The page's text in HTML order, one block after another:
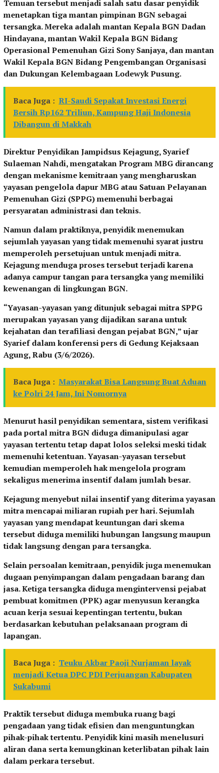
Temuan tersebut menjadi salah satu dasar penyidik
menetapkan tiga mantan pimpinan BGN sebagai
tersangka. Mereka adalah mantan Kepala BGN Dadan
Hindayana, mantan Wakil Kepala BGN Bidang
Operasional Pemenuhan Gizi Sony Sanjaya, dan mantan
Wakil Kepala BGN Bidang Pengembangan Organisasi
dan Dukungan Kelembagaan Lodewyk Pusung.
Baca Juga : RI-Saudi Sepakat Investasi Energi
Bersih Rp162 Triliun, Kampung Haji Indonesia
Dibangun di Makkah
Direktur Penyidikan Jampidsus Kejagung, Syarief
Sulaeman Nahdi, mengatakan Program MBG dirancang
dengan mekanisme kemitraan yang mengharuskan
yayasan pengelola dapur MBG atau Satuan Pelayanan
Pemenuhan Gizi (SPPG) memenuhi berbagai
persyaratan administrasi dan teknis.
Namun dalam praktiknya, penyidik menemukan
sejumlah yayasan yang tidak memenuhi syarat justru
memperoleh persetujuan untuk menjadi mitra.
Kejagung menduga proses tersebut terjadi karena
adanya campur tangan para tersangka yang memiliki
kewenangan di lingkungan BGN.
“Yayasan-yayasan yang ditunjuk sebagai mitra SPPG
merupakan yayasan yang dijadikan sarana untuk
kejahatan dan terafiliasi dengan pejabat BGN,” ujar
Syarief dalam konferensi pers di Gedung Kejaksaan
Agung, Rabu (3/6/2026).
Baca Juga : Masyarakat Bisa Langsung Buat Aduan
ke Polri 24 Jam, Ini Nomornya
Menurut hasil penyidikan sementara, sistem verifikasi
pada portal mitra BGN diduga dimanipulasi agar
yayasan tertentu tetap dapat lolos seleksi meski tidak
memenuhi ketentuan. Yayasan-yayasan tersebut
kemudian memperoleh hak mengelola program
sekaligus menerima insentif dalam jumlah besar.
Kejagung menyebut nilai insentif yang diterima yayasan
mitra mencapai miliaran rupiah per hari. Sejumlah
yayasan yang mendapat keuntungan dari skema
tersebut diduga memiliki hubungan langsung maupun
tidak langsung dengan para tersangka.
Selain persoalan kemitraan, penyidik juga menemukan
dugaan penyimpangan dalam pengadaan barang dan
jasa. Ketiga tersangka diduga mengintervensi pejabat
pembuat komitmen (PPK) agar menyusun kerangka
acuan kerja sesuai kepentingan tertentu, bukan
berdasarkan kebutuhan pelaksanaan program di
lapangan.
Baca Juga : Teuku Akbar Paoji Nurjaman layak
menjadi Ketua DPC PDI Perjuangan Kabupaten
Sukabumi
Praktik tersebut diduga membuka ruang bagi
pengadaan yang tidak efisien dan menguntungkan
pihak-pihak tertentu. Penyidik kini masih menelusuri
aliran dana serta kemungkinan keterlibatan pihak lain
dalam perkara tersebut.